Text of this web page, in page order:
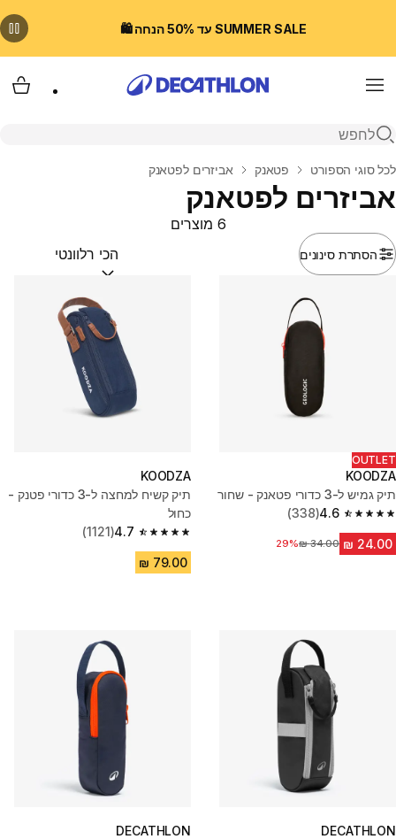
SUMMER SALE עד 50% הנחה 🛍️
Menu
פתיחת חיפוש
בית
לכל סוגי הספורט פטאנק אביזרים לפטאנק
אביזרים לפטאנק
הסתרת סינונים
6 מוצרים
מיין לפי:(optional)
OUTLET
KOODZA
תיק גמיש ל-3 כדורי פטאנק - שחור
4.6
4.6 out of 5 stars from 338 reviews
(338)
מחיר לפני הנחה‏34.00 ₪
29%
KOODZA
תיק קשיח למחצה ל-3 כדורי פטנק -
כחול
4.7
4.7 out of 5 stars from 1121 reviews
(1121)
DECATHLON
DECATHLON